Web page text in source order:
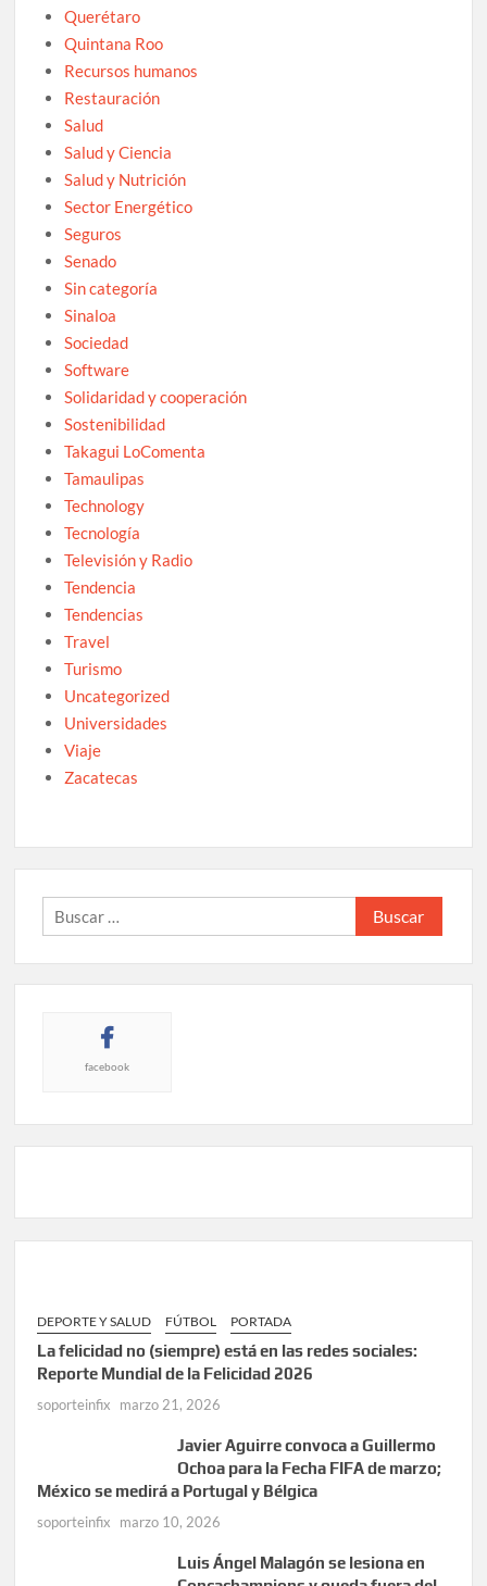
Querétaro
Quintana Roo
Recursos humanos
Restauración
Salud
Salud y Ciencia
Salud y Nutrición
Sector Energético
Seguros
Senado
Sin categoría
Sinaloa
Sociedad
Software
Solidaridad y cooperación
Sostenibilidad
Takagui LoComenta
Tamaulipas
Technology
Tecnología
Televisión y Radio
Tendencia
Tendencias
Travel
Turismo
Uncategorized
Universidades
Viaje
Zacatecas
Buscar:
facebook
DEPORTE Y SALUD FÚTBOL PORTADA
La felicidad no (siempre) está en las redes sociales:
Reporte Mundial de la Felicidad 2026
soporteinfix marzo 21, 2026
Javier Aguirre convoca a Guillermo
Ochoa para la Fecha FIFA de marzo;
México se medirá a Portugal y Bélgica
soporteinfix marzo 10, 2026
Luis Ángel Malagón se lesiona en